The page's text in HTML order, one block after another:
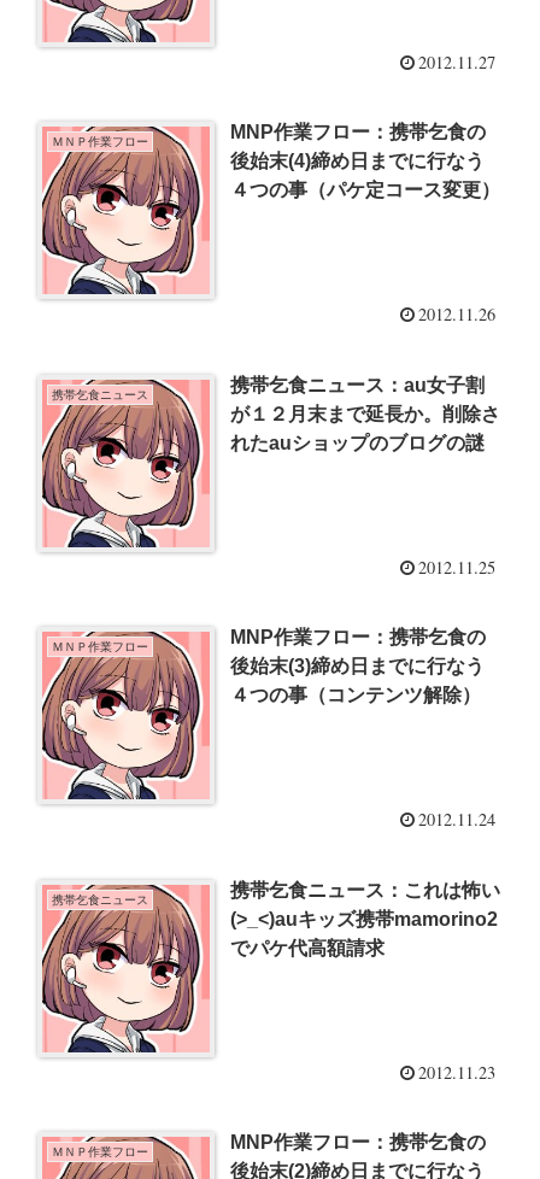
2012.11.27
ＭＮＰ作業フロー
MNP作業フロー：携帯乞食の
後始末(4)締め日までに行なう
４つの事（パケ定コース変更）
2012.11.26
携帯乞食ニュース
携帯乞食ニュース：au女子割
が１２月末まで延長か。削除さ
れたauショップのブログの謎
2012.11.25
ＭＮＰ作業フロー
MNP作業フロー：携帯乞食の
後始末(3)締め日までに行なう
４つの事（コンテンツ解除）
2012.11.24
携帯乞食ニュース
携帯乞食ニュース：これは怖い
(>_<)auキッズ携帯mamorino2
でパケ代高額請求
2012.11.23
ＭＮＰ作業フロー
MNP作業フロー：携帯乞食の
後始末(2)締め日までに行なう